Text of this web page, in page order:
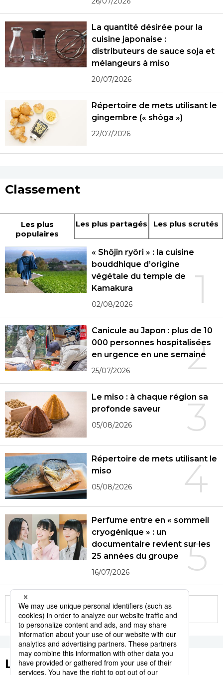
La quantité désirée pour la
cuisine japonaise :
distributeurs de sauce soja et
mélangeurs à miso
20/07/2026
Répertoire de mets utilisant le
gingembre (« shôga »)
22/07/2026
Classement
Les plus
populaires
Les plus partagés Les plus scrutés
1
« Shôjin ryôri » : la cuisine
bouddhique d’origine
végétale du temple de
Kamakura
02/08/2026
2
Canicule au Japon : plus de 10
000 personnes hospitalisées
en urgence en une semaine
25/07/2026
3
Le miso : à chaque région sa
profonde saveur
05/08/2026
4
Répertoire de mets utilisant le
miso
05/08/2026
5
Perfume entre en « sommeil
cryogénique » : un
documentaire revient sur les
25 années du groupe
16/07/2026
More in this series
Les tags populaires